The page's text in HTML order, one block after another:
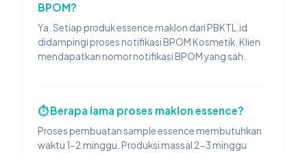
BPOM?
Ya. Setiap produk essence maklon dari PBKTL.id
didampingi proses notifikasi BPOM Kosmetik. Klien
mendapatkan nomor notifikasi BPOM yang sah.
⏱️ Berapa lama proses maklon essence?
Proses pembuatan sample essence membutuhkan
waktu 1-2 minggu. Produksi massal 2-3 minggu